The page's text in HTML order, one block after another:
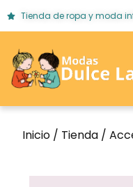
Tienda de ropa y moda
Inicio / Tienda /